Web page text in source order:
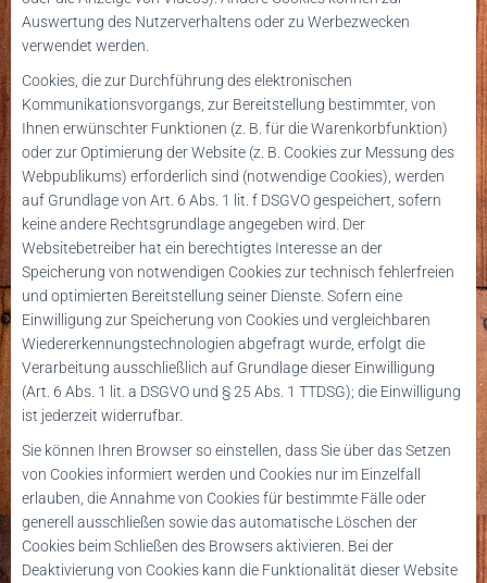
Auswertung des Nutzerverhaltens oder zu Werbezwecken
verwendet werden.
Cookies, die zur Durchführung des elektronischen
Kommunikationsvorgangs, zur Bereitstellung bestimmter, von
Ihnen erwünschter Funktionen (z. B. für die Warenkorbfunktion)
oder zur Optimierung der Website (z. B. Cookies zur Messung des
Webpublikums) erforderlich sind (notwendige Cookies), werden
auf Grundlage von Art. 6 Abs. 1 lit. f DSGVO gespeichert, sofern
keine andere Rechtsgrundlage angegeben wird. Der
Websitebetreiber hat ein berechtigtes Interesse an der
Speicherung von notwendigen Cookies zur technisch fehlerfreien
und optimierten Bereitstellung seiner Dienste. Sofern eine
Einwilligung zur Speicherung von Cookies und vergleichbaren
Wiedererkennungstechnologien abgefragt wurde, erfolgt die
Verarbeitung ausschließlich auf Grundlage dieser Einwilligung
(Art. 6 Abs. 1 lit. a DSGVO und § 25 Abs. 1 TTDSG); die Einwilligung
ist jederzeit widerrufbar.
Sie können Ihren Browser so einstellen, dass Sie über das Setzen
von Cookies informiert werden und Cookies nur im Einzelfall
erlauben, die Annahme von Cookies für bestimmte Fälle oder
generell ausschließen sowie das automatische Löschen der
Cookies beim Schließen des Browsers aktivieren. Bei der
Deaktivierung von Cookies kann die Funktionalität dieser Website